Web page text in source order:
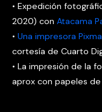
• Expedición
2020) con Atacama
• Una impresora
cortesía de Cuarto
• La impresión de la
aprox con papeles de